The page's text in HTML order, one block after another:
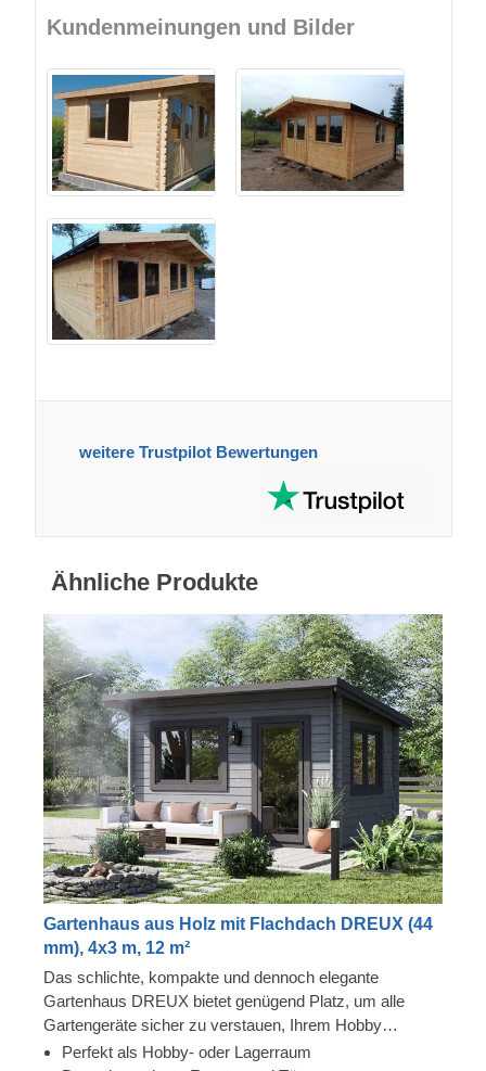
Kundenmeinungen und Bilder
weitere Trustpilot Bewertungen
Ähnliche Produkte
Gartenhaus aus Holz mit Flachdach DREUX (44
mm), 4x3 m, 12 m²
Das schlichte, kompakte und dennoch elegante
Gartenhaus DREUX bietet genügend Platz, um alle
Gartengeräte sicher zu verstauen, Ihrem Hobby
nachzugehen oder einen schönen, lichtdurchfluteten
Perfekt als Hobby- oder Lagerraum